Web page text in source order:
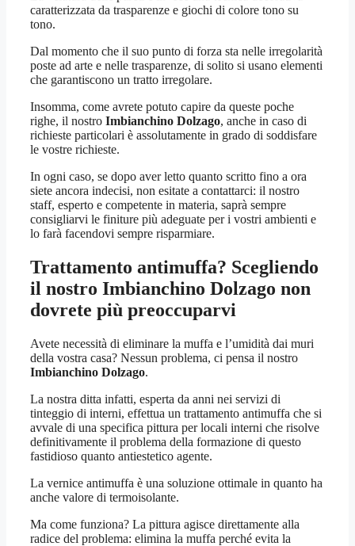
caratterizzata da trasparenze e giochi di colore tono su
tono.
Dal momento che il suo punto di forza sta nelle irregolarità
poste ad arte e nelle trasparenze, di solito si usano elementi
che garantiscono un tratto irregolare.
Insomma, come avrete potuto capire da queste poche
righe, il nostro Imbianchino Dolzago, anche in caso di
richieste particolari è assolutamente in grado di soddisfare
le vostre richieste.
In ogni caso, se dopo aver letto quanto scritto fino a ora
siete ancora indecisi, non esitate a contattarci: il nostro
staff, esperto e competente in materia, saprà sempre
consigliarvi le finiture più adeguate per i vostri ambienti e
lo farà facendovi sempre risparmiare.
Trattamento antimuffa? Scegliendo
il nostro Imbianchino Dolzago non
dovrete più preoccuparvi
Avete necessità di eliminare la muffa e l’umidità dai muri
della vostra casa? Nessun problema, ci pensa il nostro
Imbianchino Dolzago.
La nostra ditta infatti, esperta da anni nei servizi di
tinteggio di interni, effettua un trattamento antimuffa che si
avvale di una specifica pittura per locali interni che risolve
definitivamente il problema della formazione di questo
fastidioso quanto antiestetico agente.
La vernice antimuffa è una soluzione ottimale in quanto ha
anche valore di termoisolante.
Ma come funziona? La pittura agisce direttamente alla
radice del problema: elimina la muffa perché evita la